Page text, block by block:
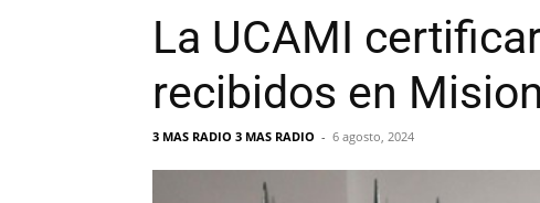
La UCAMI
recibidos en
3 MAS RADIO 3 MAS RADIO - 6 agosto, 2024